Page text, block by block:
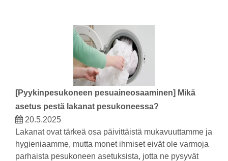
[Pyykinpesukoneen pesuaineosaaminen] Mikä
asetus pestä lakanat pesukoneessa?
20.5.2025
Lakanat ovat tärkeä osa päivittäistä mukavuuttamme ja
hygieniaamme, mutta monet ihmiset eivät ole varmoja
parhaista pesukoneen asetuksista, jotta ne pysyvät